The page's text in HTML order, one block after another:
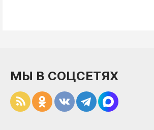
МЫ В СОЦСЕТЯХ